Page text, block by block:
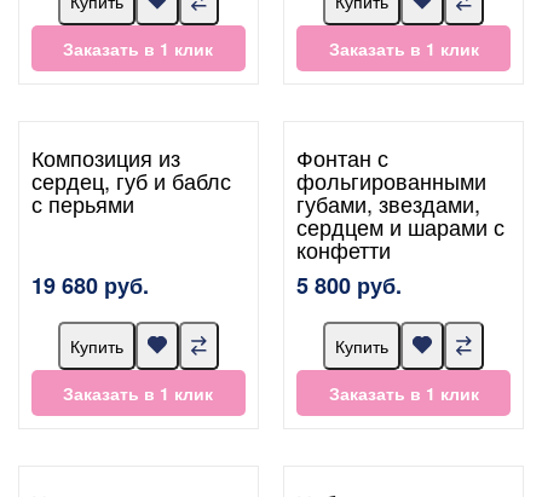
Заказать в 1 клик
Заказать в 1 клик
Композиция из
сердец, губ и баблс
с перьями
19 680 руб.
Купить
Заказать в 1 клик
Фонтан с
фольгированными
губами, звездами,
сердцем и шарами с
конфетти
5 800 руб.
Купить
Заказать в 1 клик